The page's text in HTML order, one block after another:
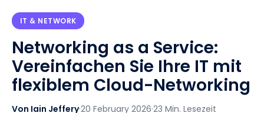
IT & NETWORK
Networking as a Service:
Vereinfachen Sie Ihre IT mit
flexiblem Cloud-Networking
Von Iain Jeffery·20 February 2026·23 Min. Lesezeit